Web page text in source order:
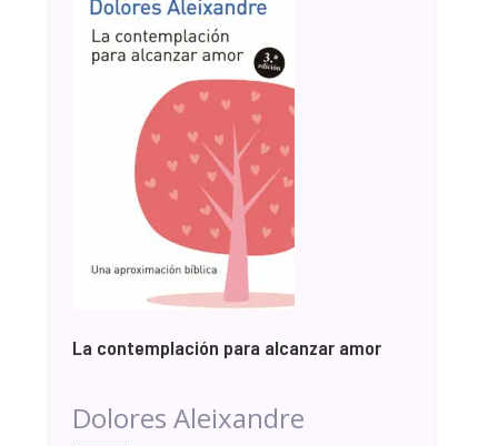
La contemplación para alcanzar amor
Dolores Aleixandre